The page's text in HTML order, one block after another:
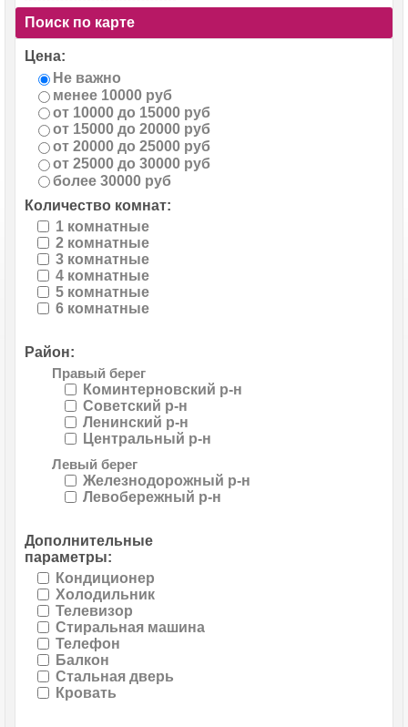
Поиск по карте
Цена:
Не важно
менее 10000 руб
от 10000 до 15000 руб
от 15000 до 20000 руб
от 20000 до 25000 руб
от 25000 до 30000 руб
более 30000 руб
Количество комнат:
1 комнатные
2 комнатные
3 комнатные
4 комнатные
5 комнатные
6 комнатные
Район:
Правый берег
Коминтерновский р-н
Советский р-н
Ленинский р-н
Центральный р-н
Левый берег
Железнодорожный р-н
Левобережный р-н
Дополнительные
параметры:
Кондиционер
Холодильник
Телевизор
Стиральная машина
Телефон
Балкон
Стальная дверь
Кровать